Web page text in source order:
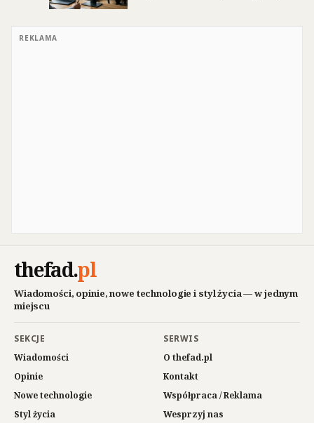
REKLAMA
thefad.pl
Wiadomości, opinie, nowe technologie i styl życia — w jednym
miejscu
SEKCJE
Wiadomości
Opinie
Nowe technologie
Styl życia
SERWIS
O thefad.pl
Kontakt
Współpraca / Reklama
Wesprzyj nas